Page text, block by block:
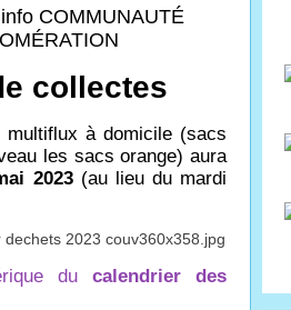
info COMMUNAUTÉ
collectes
multiflux à domicile (sacs
les sacs orange) aura
2023(au lieu du mardi
du calendrier des